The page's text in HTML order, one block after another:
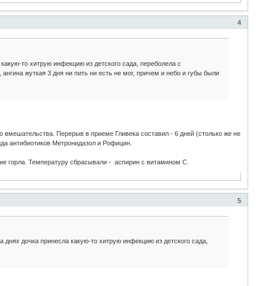
4
то хитрую инфекцию из детского сада, переболела с
жуткая 3 дня ни пить ни есть не мог, причем и небо и губы были
Перерыв в приеме Гливека составил - 6 дней (столько же не
антибиотиков Метронидазол и Рофицин.
горла. Температуру сбрасывали - аспирин с витамином С.
5
дочка принесла какую-то хитрую инфекцию из детского сада,